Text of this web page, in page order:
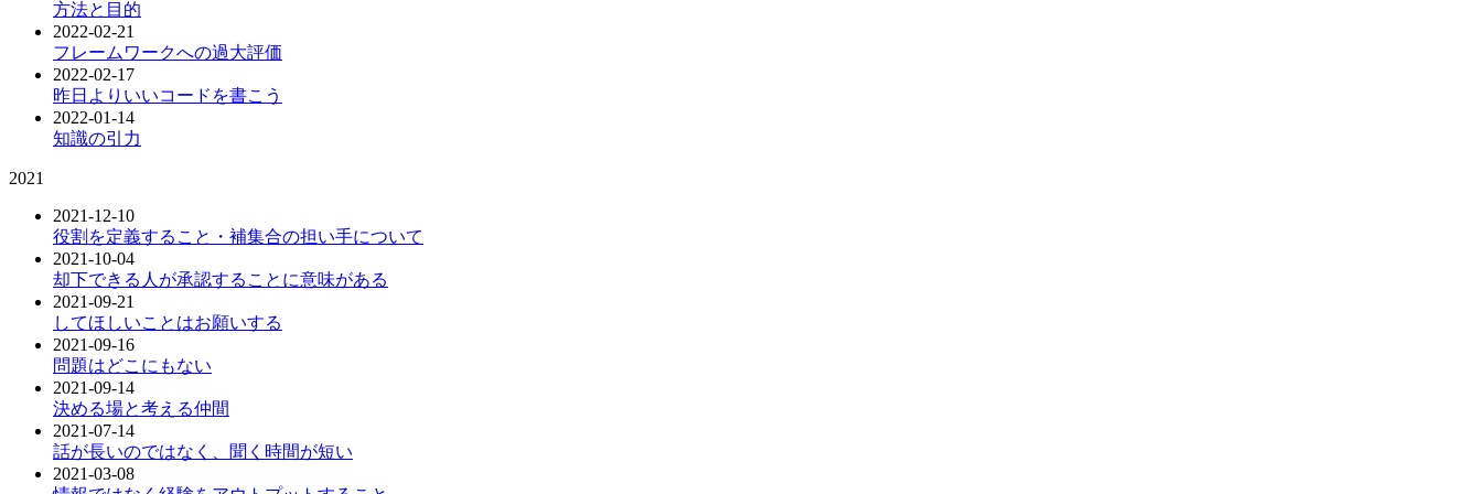
方法と目的
2022-02-21
フレームワークへの過大評価
2022-02-17
昨日よりいいコードを書こう
2022-01-14
知識の引力
2021
2021-12-10
役割を定義すること・補集合の担い手について
2021-10-04
却下できる人が承認することに意味がある
2021-09-21
してほしいことはお願いする
2021-09-16
問題はどこにもない
2021-09-14
決める場と考える仲間
2021-07-14
話が長いのではなく、聞く時間が短い
2021-03-08